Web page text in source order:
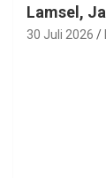
Lamsel,
30 Juli 2026